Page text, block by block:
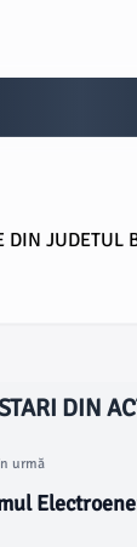
DIN JUDETUL
DIN
urmă